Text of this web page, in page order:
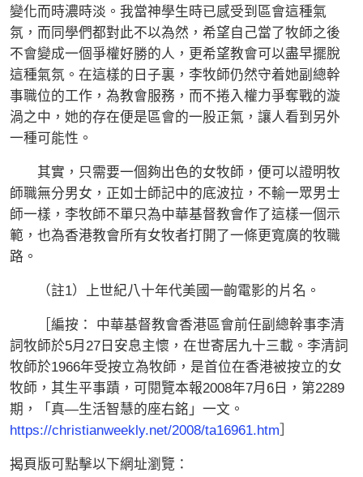
變化而時濃時淡。我當神學生時已感受到區會這種氣
氛，而同學們都對此不以為然，希望自己當了牧師之後
不會變成一個爭權好勝的人，更希望教會可以盡早擺脫
這種氣氛。在這樣的日子裏，李牧師仍然守着她副總幹
事職位的工作，為教會服務，而不捲入權力爭奪戰的漩
渦之中，她的存在便是區會的一股正氣，讓人看到另外
一種可能性。
其實，只需要一個夠出色的女牧師，便可以證明牧
師職無分男女，正如士師記中的底波拉，不輸一眾男士
師一樣，李牧師不單只為中華基督教會作了這樣一個示
範，也為香港教會所有女牧者打開了一條更寬廣的牧職
路。
（註1）上世紀八十年代美國一齣電影的片名。
［編按： 中華基督教會香港區會前任副總幹事李清
詞牧師於5月27日安息主懷，在世寄居九十三載。李清詞
牧師於1966年受按立為牧師，是首位在香港被按立的女
牧師，其生平事蹟，可閱覽本報2008年7月6日，第2289
期，「真—生活智慧的座右銘」一文。
https://christianweekly.net/2008/ta16961.htm
揭頁版可點擊以下網址瀏覽：